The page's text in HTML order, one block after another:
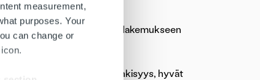
measurement,
purposes. Your
can change or
perustuvaa osaamista
aikataulujen mukaisesti. Hakemukseen
lisäksi palveluhenkisyys, hyvät